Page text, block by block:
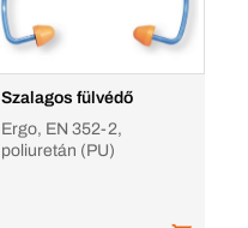
Szalagos fülvédő
Ergo, EN 352-2,
poliuretán (PU)